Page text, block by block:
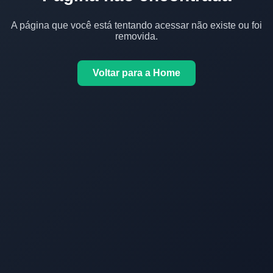
A página que você está tentando acessar não existe ou foi
removida.
Voltar para a Home